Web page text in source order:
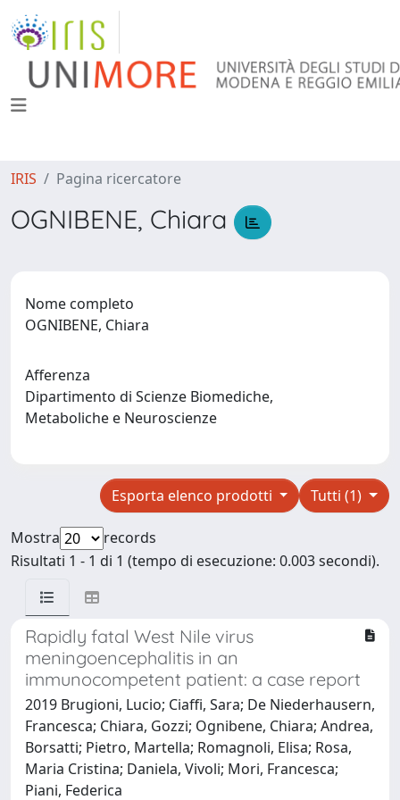
IRIS Pagina ricercatore
OGNIBENE, Chiara
Nome completo
OGNIBENE, Chiara
Afferenza
Dipartimento di Scienze Biomediche,
Metaboliche e Neuroscienze
Tutti (1)
Esporta elenco prodotti
Mostra
records
Risultati 1 - 1 di 1 (tempo di esecuzione: 0.003 secondi).
Rapidly fatal West Nile virus
meningoencephalitis in an
immunocompetent patient: a case report
2019 Brugioni, Lucio; Ciaffi, Sara; De Niederhausern,
Francesca; Chiara, Gozzi; Ognibene, Chiara; Andrea,
Borsatti; Pietro, Martella; Romagnoli, Elisa; Rosa,
Maria Cristina; Daniela, Vivoli; Mori, Francesca;
Piani, Federica